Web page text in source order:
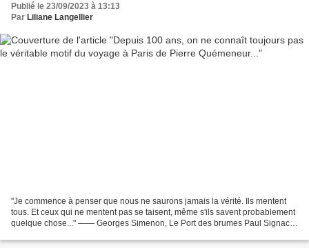
Publié le 23/09/2023 à 13:13
Par Liliane Langellier
"Je commence à penser que nous ne saurons jamais la vérité. Ils mentent
tous. Et ceux qui ne mentent pas se taisent, même s'ils savent probablement
quelque chose..." —— Georges Simenon, Le Port des brumes Paul Signac